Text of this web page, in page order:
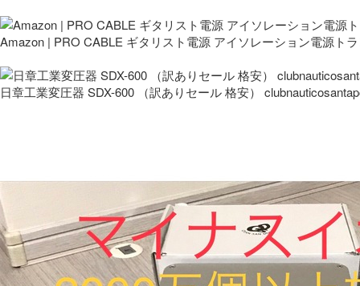
Amazon | PRO CABLE ギタリスト電源 アイソレーション電源ト
日章工業変圧器 SDX-600 （訳ありセール 格安）